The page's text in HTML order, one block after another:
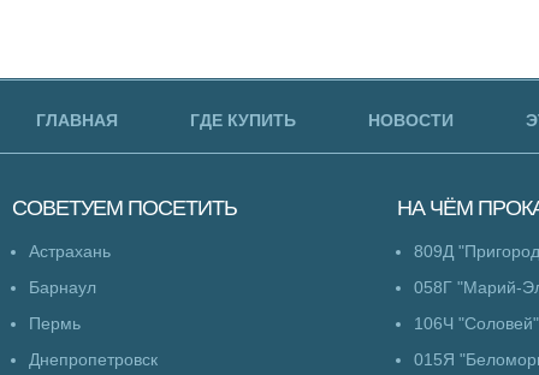
ГЛАВНАЯ ГДЕ КУПИТЬ НОВОСТИ
СОВЕТУЕМ ПОСЕТИТЬ
Астрахань
Барнаул
Пермь
Днепропетровск
НА ЧЁМ
809Д
058Г "Марий-
106Ч "Соловей"
015Я